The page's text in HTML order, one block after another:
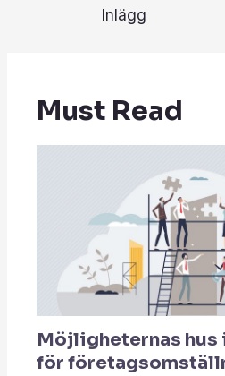
Inlägg
Must Read
Möjligheternas
för